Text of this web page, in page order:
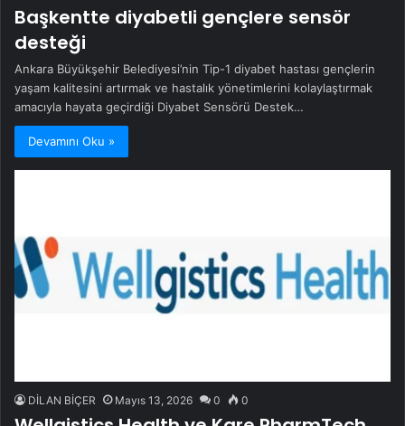
Başkentte diyabetli gençlere sensör
desteği
Ankara Büyükşehir Belediyesi’nin Tip-1 diyabet hastası gençlerin
yaşam kalitesini artırmak ve hastalık yönetimlerini kolaylaştırmak
amacıyla hayata geçirdiği Diyabet Sensörü Destek…
Devamını Oku »
DİLAN BİÇER Mayıs 13, 2026 0 0